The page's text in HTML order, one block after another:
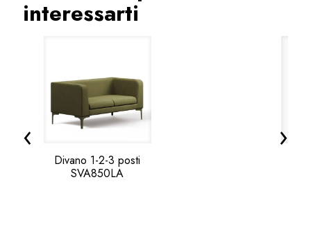
interessarti
Divano 1-2-3 posti
SVA850LA
‹ ›